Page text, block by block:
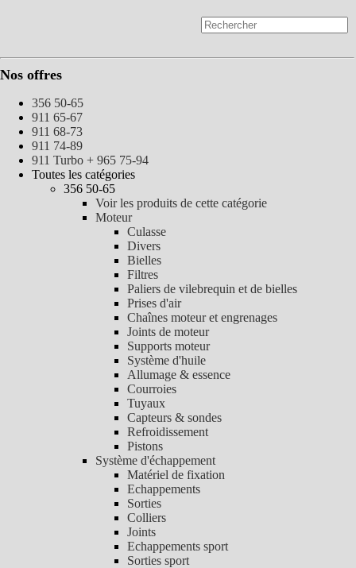
Nos offres
356 50-65
911 65-67
911 68-73
911 74-89
911 Turbo + 965 75-94
Toutes les catégories
356 50-65
Voir les produits de cette catégorie
Moteur
Culasse
Divers
Bielles
Filtres
Paliers de vilebrequin et de bielles
Prises d'air
Chaînes moteur et engrenages
Joints de moteur
Supports moteur
Système d'huile
Allumage & essence
Courroies
Tuyaux
Capteurs & sondes
Refroidissement
Pistons
Système d'échappement
Matériel de fixation
Echappements
Sorties
Colliers
Joints
Echappements sport
Sorties sport